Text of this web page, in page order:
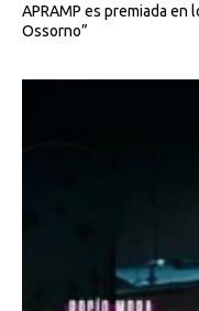
APRAMP es premiada en
Ossorno”